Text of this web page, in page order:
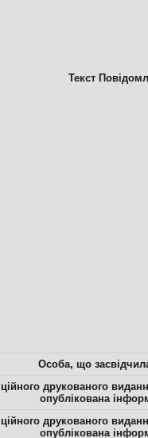
Текст
Особа, що
друкованого
опублікована
друкованого
опублікована